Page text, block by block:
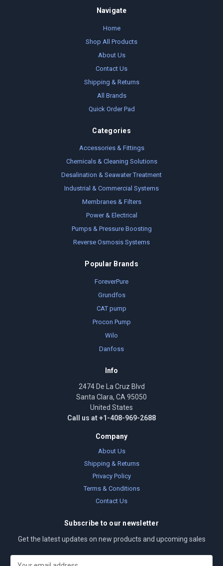
Navigate
Home
Shop All Products
About Us
Contact Us
Shipping & Returns
All Brands
Quick Order Pad
Categories
Accessories & Fittings
Chemicals & Cleaning Solutions
Desalination & Seawater Treatment
Industrial & Commercial Systems
Membranes & Filters
Power & Electrical
Pumps & Pressure Boosting
Reverse Osmosis Systems
Popular Brands
ForeverPure
Grundfos
CAT pump
Procon Pump
Wilo
Danfoss
Info
2474 De La Cruz Blvd
Santa Clara, CA 95050
United States
Call us at +1-408-969-2688
Company
About Us
Shipping & Returns
Privacy Policy
Terms & Conditions
Contact Us
Subscribe to our newsletter
Get the latest updates on new products and upcoming sales